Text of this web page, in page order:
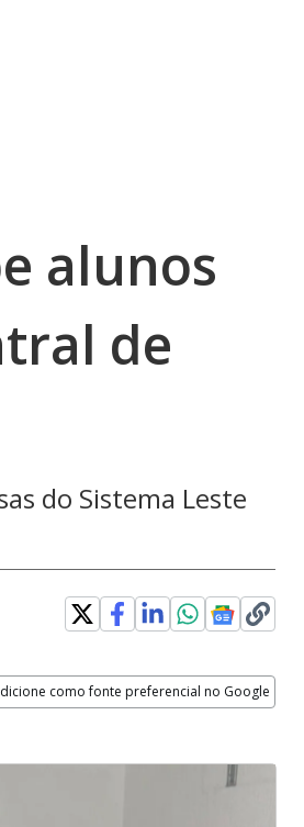
alunos
de
do Sistema Leste
como fonte preferencial no Google